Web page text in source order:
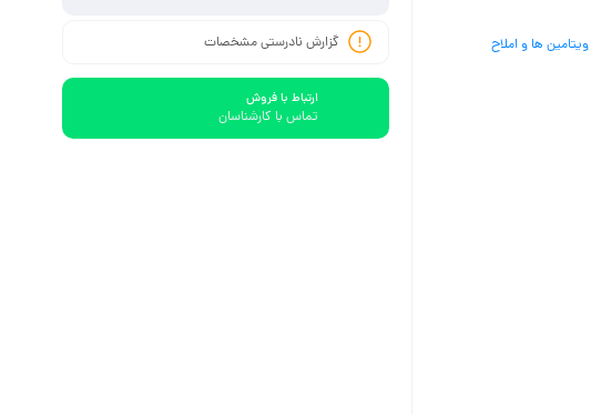
ویتامین ها و املاح گزارش نادرستی مشخصات
ارتباط با فروش
تماس با کارشناسان